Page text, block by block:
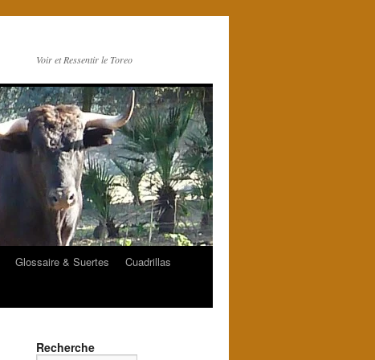
Voir et Ressentir le Toreo
Glossaire & Suertes
Cuadrillas
Recherche